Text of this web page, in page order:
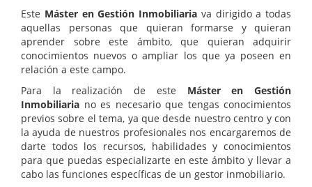
Este Máster en Gestión Inmobiliaria va dirigido a todas
aquellas personas que quieran formarse y quieran
aprender sobre este ámbito, que quieran adquirir
conocimientos nuevos o ampliar los que ya poseen en
relación a este campo.
Para la realización de este Máster en Gestión
Inmobiliaria no es necesario que tengas conocimientos
previos sobre el tema, ya que desde nuestro centro y con
la ayuda de nuestros profesionales nos encargaremos de
darte todos los recursos, habilidades y conocimientos
para que puedas especializarte en este ámbito y llevar a
cabo las funciones específicas de un gestor inmobiliario.